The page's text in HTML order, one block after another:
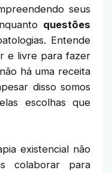
seus
questões
Entende
e livre para fazer
há uma receita
disso somos
escolhas que
existencial não
colaborar para